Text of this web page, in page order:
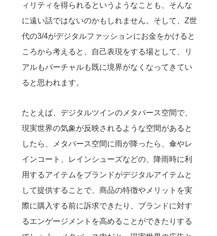
ィリティを得られるというようなことも、そんな
に遠い話ではないのかもしれません。そして、Z世
代の3/4がデジタルファッションにお金をかけると
ころから考えると、自己表現をする場として、リ
アルもバーチャルも既に境界がなくなってきてい
ると思われます。
たとえば、デジタルツインのメタバース空間で、
現実世界の気象が反映されるような空間があると
したら、メタバース空間に雨が降ったら、傘やレ
インコート、レインシューズなどの、降雨時に利
用するアイテムをブランドがデジタルアイテムと
して提供することで、商品の特徴やメリットを実
際に購入する前に訴求できたり、ブランドに対す
るエンゲージメントを高めることができたりする